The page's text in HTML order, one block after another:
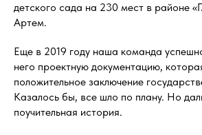
детского сада на 230 мест в районе
Артем.
Еще в 2019 году наша команда
него проектную документацию,
положительное заключение
Казалось бы, все шло по плану. Но
поучительная история.